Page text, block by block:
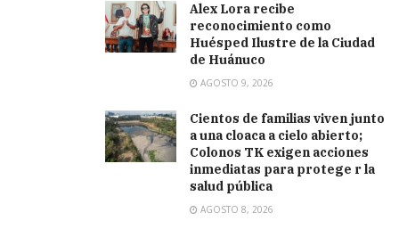
Alex Lora recibe
reconocimiento como
Huésped Ilustre de la Ciudad
de Huánuco
AGOSTO 9, 2026
Cientos de familias viven junto
a una cloaca a cielo abierto;
Colonos TK exigen acciones
inmediatas para protege r la
salud pública
AGOSTO 8, 2026